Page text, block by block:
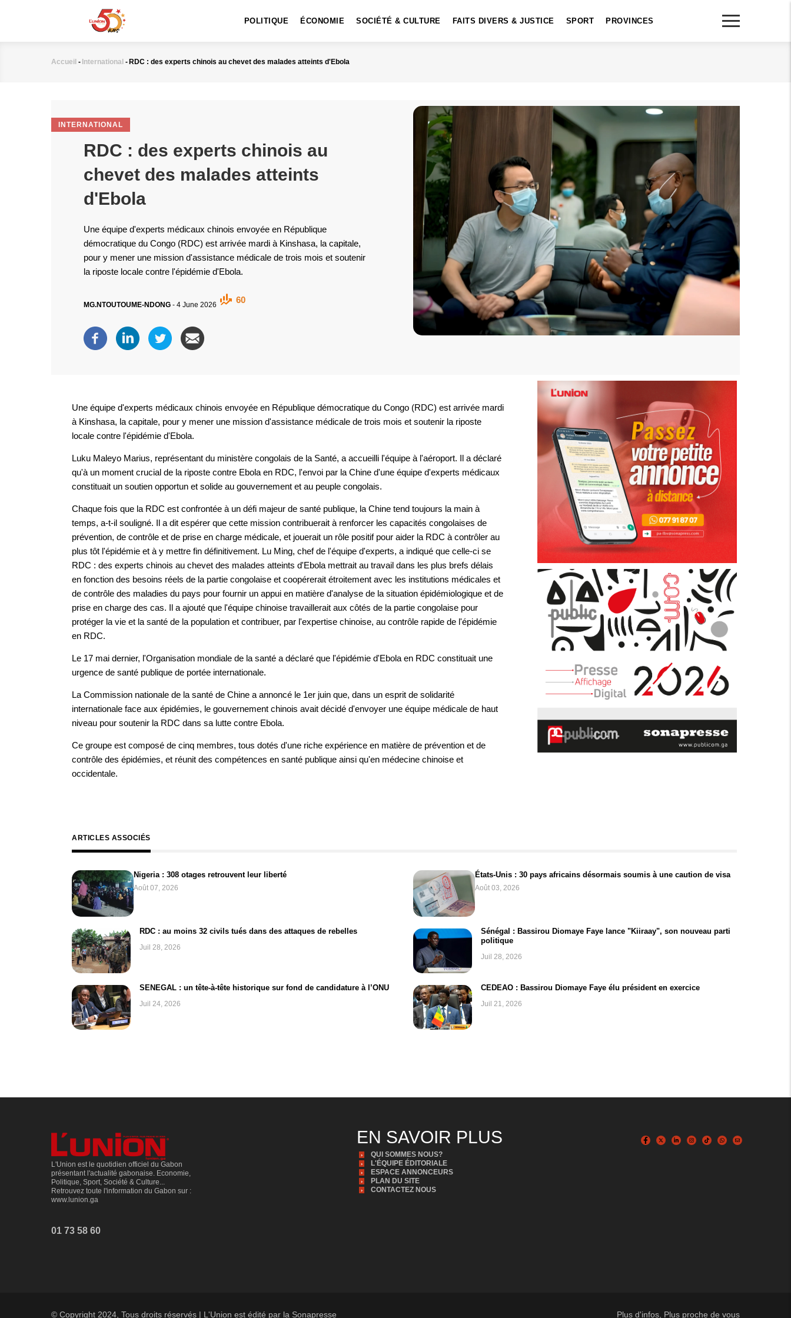
POLITIQUE ÉCONOMIE SOCIÉTÉ & CULTURE FAITS DIVERS & JUSTICE SPORT PROVINCES
Fil
Accueil - International - RDC : des experts chinois au chevet des malades atteints d'Ebola
INTERNATIONAL
RDC : des experts chinois au
chevet des malades atteints
d'Ebola
Une équipe d'experts médicaux chinois envoyée en République
démocratique du Congo (RDC) est arrivée mardi à Kinshasa, la capitale,
pour y mener une mission d'assistance médicale de trois mois et soutenir
la riposte locale contre l'épidémie d'Ebola.
MG.NTOUTOUME-NDONG - 4 June 2026
60
Une équipe d'experts médicaux chinois envoyée en République démocratique du Congo (RDC) est arrivée mardi
à Kinshasa, la capitale, pour y mener une mission d'assistance médicale de trois mois et soutenir la riposte
locale contre l'épidémie d'Ebola.
Luku Maleyo Marius, représentant du ministère congolais de la Santé, a accueilli l'équipe à l'aéroport. Il a déclaré
qu'à un moment crucial de la riposte contre Ebola en RDC, l'envoi par la Chine d'une équipe d'experts médicaux
constituait un soutien opportun et solide au gouvernement et au peuple congolais.
Chaque fois que la RDC est confrontée à un défi majeur de santé publique, la Chine tend toujours la main à
temps, a-t-il souligné. Il a dit espérer que cette mission contribuerait à renforcer les capacités congolaises de
prévention, de contrôle et de prise en charge médicale, et jouerait un rôle positif pour aider la RDC à contrôler au
plus tôt l'épidémie et à y mettre fin définitivement. Lu Ming, chef de l'équipe d'experts, a indiqué que celle-ci se
RDC : des experts chinois au chevet des malades atteints d'Ebola mettrait au travail dans les plus brefs délais
en fonction des besoins réels de la partie congolaise et coopérerait étroitement avec les institutions médicales et
de contrôle des maladies du pays pour fournir un appui en matière d'analyse de la situation épidémiologique et de
prise en charge des cas. Il a ajouté que l'équipe chinoise travaillerait aux côtés de la partie congolaise pour
protéger la vie et la santé de la population et contribuer, par l'expertise chinoise, au contrôle rapide de l'épidémie
en RDC.
Le 17 mai dernier, l'Organisation mondiale de la santé a déclaré que l'épidémie d'Ebola en RDC constituait une
urgence de santé publique de portée internationale.
La Commission nationale de la santé de Chine a annoncé le 1er juin que, dans un esprit de solidarité
internationale face aux épidémies, le gouvernement chinois avait décidé d'envoyer une équipe médicale de haut
niveau pour soutenir la RDC dans sa lutte contre Ebola.
Ce groupe est composé de cinq membres, tous dotés d'une riche expérience en matière de prévention et de
contrôle des épidémies, et réunit des compétences en santé publique ainsi qu'en médecine chinoise et
occidentale.
ARTICLES ASSOCIÉS
Nigeria : 308 otages retrouvent leur liberté
Août 07, 2026
États-Unis : 30 pays africains désormais soumis à une caution de visa
Août 03, 2026
RDC : au moins 32 civils tués dans des attaques de rebelles
Juil 28, 2026
Sénégal : Bassirou Diomaye Faye lance "Kiiraay", son nouveau parti
politique
Juil 28, 2026
SENEGAL : un tête-à-tête historique sur fond de candidature à l’ONU
Juil 24, 2026
CEDEAO : Bassirou Diomaye Faye élu président en exercice
Juil 21, 2026
L'Union est le quotidien officiel du Gabon
présentant l'actualité gabonaise. Economie,
Politique, Sport, Société & Culture...
Retrouvez toute l'information du Gabon sur :
www.lunion.ga
01 73 58 60
EN SAVOIR PLUS
QUI SOMMES NOUS?
L'ÉQUIPE ÉDITORIALE
ESPACE ANNONCEURS
PLAN DU SITE
CONTACTEZ NOUS
© Copyright 2024, Tous droits réservés | L'Union est édité par la Sonapresse Plus d'infos, Plus proche de vous